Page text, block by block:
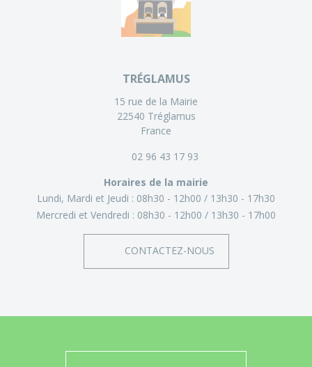
TRÉGLAMUS
15 rue de la Mairie
22540 Tréglamus
France
02 96 43 17 93
Horaires de la mairie
Lundi, Mardi et Jeudi : 08h30 - 12h00
13h30 - 17h30
Mercredi et Vendredi : 08h30 - 12h00 13h30 - 17h00
CONTACTEZ-NOUS